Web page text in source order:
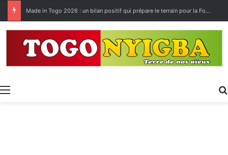
Made in Togo 2026 : un bilan positif qui prépare le terrain pour la Foire Internationale de Lomé
Menu